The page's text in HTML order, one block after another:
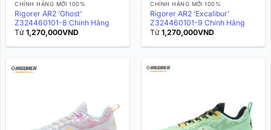
CHÍNH HÃNG MỚI 100%
Rigorer AR2 ‘Ghost’
Z324460101-8 Chính Hãng
Từ1,270,000VND
CHÍNH HÃNG MỚI 100%
Rigorer AR2 ‘Excalibur’
Z324460101-9 Chính Hãng
Từ1,270,000VND